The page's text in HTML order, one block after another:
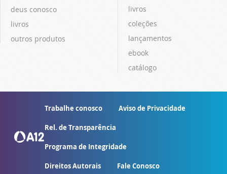
deus conosco
livros
outros produtos
livros
coleções
lançamentos
ebook
catálogo
Trabalhe conosco Aviso de Privacidade
Rel. de Transparência
Programa de Integridade
Direitos Autorais Fale Conosco